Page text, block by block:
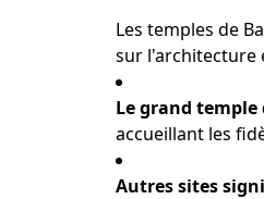
Les temples de
sur l'architecture
Le grand temple
accueillant les
Autres sites